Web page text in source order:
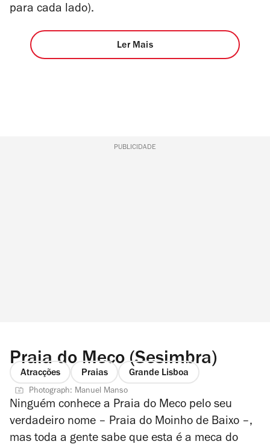
para cada lado).
Ler Mais
PUBLICIDADE
Praia do Meco (Sesimbra)
Atracções Praias Grande Lisboa
Photograph: Manuel Manso
Ninguém conhece a Praia do Meco pelo seu
verdadeiro nome – Praia do Moinho de Baixo –,
mas toda a gente sabe que esta é a meca do